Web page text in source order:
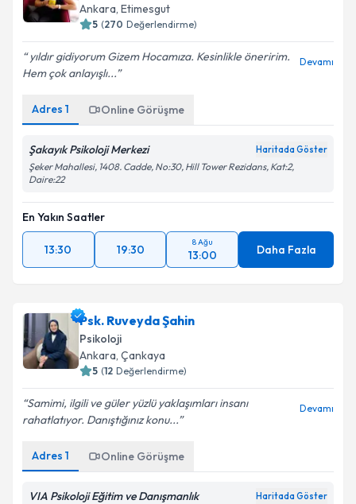
Ankara, Etimesgut
5 (270 Değerlendirme)
yıldır gidiyorum Gizem Hocamıza. Kesinlikle öneririm.
Hem çok anlayışlı...
Devamı
Adres 1 Online Görüşme
Şakayık Psikoloji Merkezi Haritada Göster
Şeker Mahallesi, 1408. Cadde, No:30, Hill Tower Rezidans, Kat:2,
Daire:22
En Yakın Saatler
13:30 19:30
8 Ağu
13:00 Daha Fazla
Psk. Ruveyda Şahin
Psikoloji
Ankara, Çankaya
5 (12 Değerlendirme)
Samimi, ilgili ve güler yüzlü yaklaşımları insanı
rahatlatıyor. Danıştığınız konu...
Devamı
Adres 1 Online Görüşme
VIA Psikoloji Eğitim ve Danışmanlık Haritada Göster